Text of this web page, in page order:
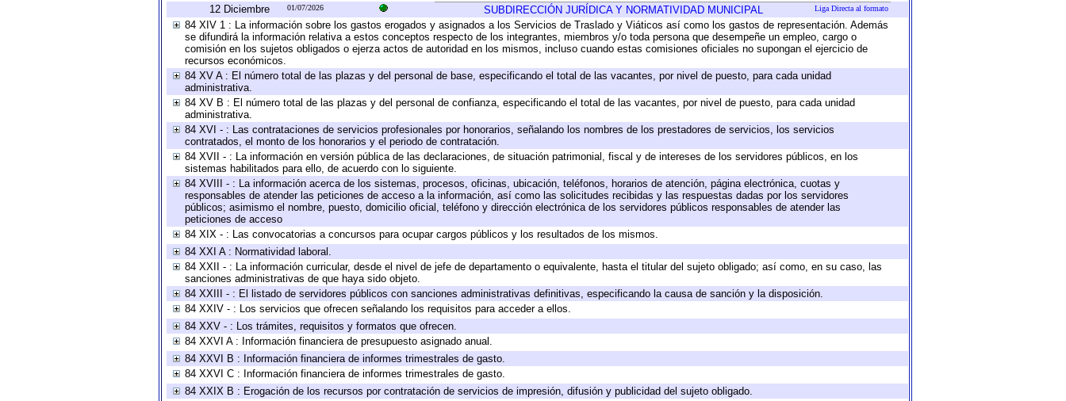
12 Diciembre 01/07/2026 SUBDIRECCIÓN JURÍDICA Y NORMATIVIDAD MUNICIPAL Liga Directa al formato
84 XIV 1 : La información sobre los gastos erogados y asignados a los Servicios de Traslado y Viáticos así como los gastos de representación. Además
se difundirá la información relativa a estos conceptos respecto de los integrantes, miembros y/o toda persona que desempeñe un empleo, cargo o
comisión en los sujetos obligados o ejerza actos de autoridad en los mismos, incluso cuando estas comisiones oficiales no supongan el ejercicio de
recursos económicos.
84 XV A : El número total de las plazas y del personal de base, especificando el total de las vacantes, por nivel de puesto, para cada unidad
administrativa.
84 XV B : El número total de las plazas y del personal de confianza, especificando el total de las vacantes, por nivel de puesto, para cada unidad
administrativa.
84 XVI - : Las contrataciones de servicios profesionales por honorarios, señalando los nombres de los prestadores de servicios, los servicios
contratados, el monto de los honorarios y el periodo de contratación.
84 XVII - : La información en versión pública de las declaraciones, de situación patrimonial, fiscal y de intereses de los servidores públicos, en los
sistemas habilitados para ello, de acuerdo con lo siguiente.
84 XVIII - : La información acerca de los sistemas, procesos, oficinas, ubicación, teléfonos, horarios de atención, página electrónica, cuotas y
responsables de atender las peticiones de acceso a la información, así como las solicitudes recibidas y las respuestas dadas por los servidores
públicos; asimismo el nombre, puesto, domicilio oficial, teléfono y dirección electrónica de los servidores públicos responsables de atender las
peticiones de acceso
84 XIX - : Las convocatorias a concursos para ocupar cargos públicos y los resultados de los mismos.
84 XXI A : Normatividad laboral.
84 XXII - : La información curricular, desde el nivel de jefe de departamento o equivalente, hasta el titular del sujeto obligado; así como, en su caso, las
sanciones administrativas de que haya sido objeto.
84 XXIII - : El listado de servidores públicos con sanciones administrativas definitivas, especificando la causa de sanción y la disposición.
84 XXIV - : Los servicios que ofrecen señalando los requisitos para acceder a ellos.
84 XXV - : Los trámites, requisitos y formatos que ofrecen.
84 XXVI A : Información financiera de presupuesto asignado anual.
84 XXVI B : Información financiera de informes trimestrales de gasto.
84 XXVI C : Información financiera de informes trimestrales de gasto.
84 XXIX B : Erogación de los recursos por contratación de servicios de impresión, difusión y publicidad del sujeto obligado.